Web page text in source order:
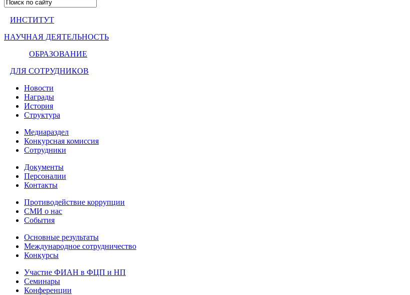
ИНСТИТУТ
НАУЧНАЯ ДЕЯТЕЛЬНОСТЬ
ОБРАЗОВАНИЕ
ДЛЯ СОТРУДНИКОВ
Новости
Награды
История
Структура
Медиараздел
Конкурсная комиссия
Сотрудники
Документы
Персоналии
Контакты
Противодействие коррупции
СМИ о нас
События
Основные результаты
Международное сотрудничество
Конкурсы
Участие ФИАН в ФЦП и НП
Семинары
Конференции